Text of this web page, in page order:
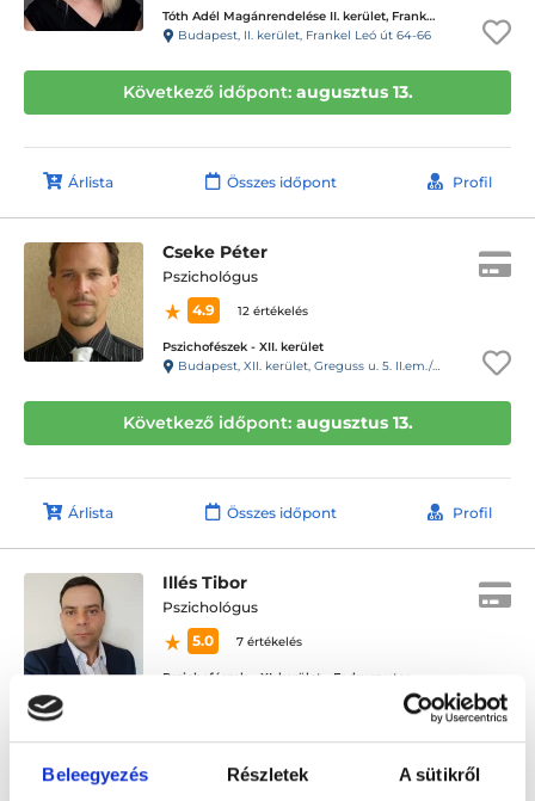
Beleegyezés Részletek A sütikről
Tóth Adél Magánrendelése II. kerület, Frankel Leó
Budapest, II. kerület, Frankel Leó út 64-66
Következő időpont: augusztus 13.
Árlista Összes időpont Profil
Cseke Péter
Pszichológus
4.9
12 értékelés
Pszichofészek - XII. kerület
Budapest, XII. kerület, Greguss u. 5. II.em./3.
Következő időpont: augusztus 13.
Árlista Összes időpont Profil
Illés Tibor
Pszichológus
5.0
7 értékelés
Pszichofészek – XI. kerület - Fadrusz utca
Budapest, XI. kerület, Fadrusz u.2. I.em.3.